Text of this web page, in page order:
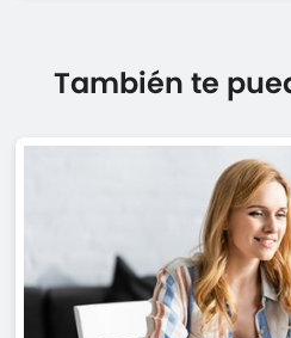
También te